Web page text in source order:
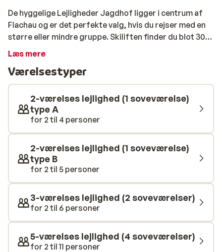
De hyggelige Lejligheder Jagdhof ligger i centrum af
Flachau og er det perfekte valg, hvis du rejser med en
større eller mindre gruppe. Skiliften finder du blot 300
meter fra lejlighederne, og denne kan nemt nås med
de er alle indrettet med køkken, således at du selv har
mulighed for at tilberede feriens måltider. Foretrækker
du at spise ude, ligger Jagdhof tæt ved flere gode
restauranter. Du kan også vælge at nyde en pizza i
Jagdhofs egen restaurant. Til lejlighederne hører også
en hyggelig bar, og til børnene findes et legerum med
forskellige sjove aktiviteter. Skal du på skiferie i Østrig
med familie eller venner, og lægger du vægt på at bo i
hyggelige omgivelser og tæt ved pisten, så er
Lejligheder Jagdhof det helt rigtige valg.
Læs mere
Værelsestyper
2-værelses lejlighed (1 soveværelse)
type A
for 2 til 4 personer
2-værelses lejlighed (1 soveværelse)
type B
for 2 til 5 personer
3-værelses lejlighed (2 soveværelser)
for 2 til 6 personer
5-værelses lejlighed (4 soveværelser)
for 2 til 11 personer